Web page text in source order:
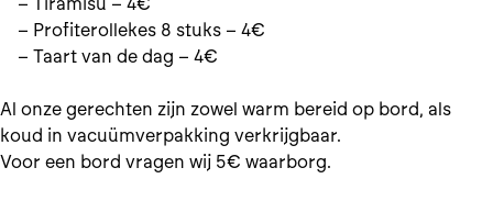
– Profiterollekes 8 stuks – 4€
– Taart van de dag – 4€
Al onze gerechten zijn zowel warm bereid op bord, als
koud in vacuümverpakking verkrijgbaar.
Voor een bord vragen wij 5€ waarborg.